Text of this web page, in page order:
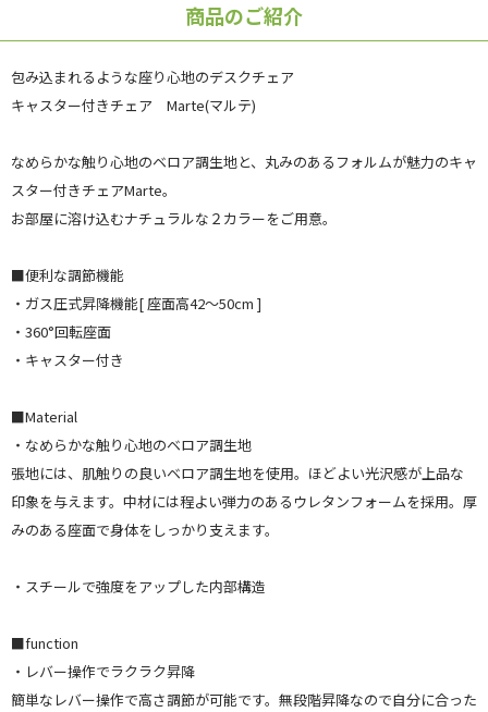
商品のご紹介
包み込まれるような座り心地のデスクチェア
キャスター付きチェア Marte(マルテ)
なめらかな触り心地のベロア調生地と、丸みのあるフォルムが魅力のキャ
スター付きチェアMarte。
お部屋に溶け込むナチュラルな２カラーをご用意。
■便利な調節機能
・ガス圧式昇降機能[ 座面高42〜50cm ]
・360°回転座面
・キャスター付き
■Material
・なめらかな触り心地のベロア調生地
張地には、肌触りの良いベロア調生地を使用。ほどよい光沢感が上品な
印象を与えます。中材には程よい弾力のあるウレタンフォームを採用。厚
みのある座面で身体をしっかり支えます。
・スチールで強度をアップした内部構造
■function
・レバー操作でラクラク昇降
簡単なレバー操作で高さ調節が可能です。無段階昇降なので自分に合った